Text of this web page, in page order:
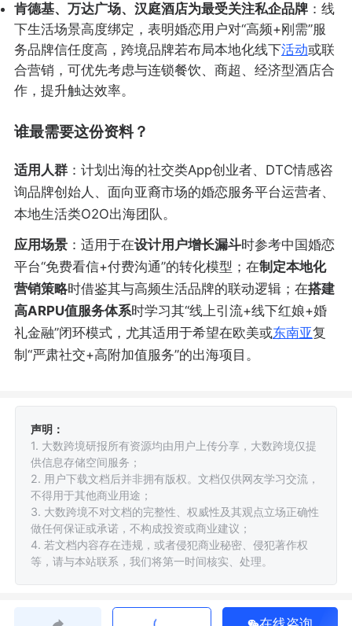
肯德基、万达广场、汉庭酒店为最受关注私企品牌：线
下生活场景高度绑定，表明婚恋用户对“高频+刚需”服
务品牌信任度高，跨境品牌若布局本地化线下活动或联
合营销，可优先考虑与连锁餐饮、商超、经济型酒店合
作，提升触达效率。
谁最需要这份资料？
适用人群：计划出海的社交类App创业者、DTC情感咨
询品牌创始人、面向亚裔市场的婚恋服务平台运营者、
本地生活类O2O出海团队。
应用场景：适用于在设计用户增长漏斗时参考中国婚恋
平台“免费看信+付费沟通”的转化模型；在制定本地化
营销策略时借鉴其与高频生活品牌的联动逻辑；在搭建
高ARPU值服务体系时学习其“线上引流+线下红娘+婚
礼金融”闭环模式，尤其适用于希望在欧美或东南亚复
制“严肃社交+高附加值服务”的出海项目。
声明：
1. 大数跨境研报所有资源均由用户上传分享，大数跨境仅提
供信息存储空间服务；
2. 用户下载文档后并非拥有版权。文档仅供网友学习交流，
不得用于其他商业用途；
3. 大数跨境不对文档的完整性、权威性及其观点立场正确性
做任何保证或承诺，不构成投资或商业建议；
4. 若文档内容存在违规，或者侵犯商业秘密、侵犯著作权
等，请与本站联系，我们将第一时间核实、处理。